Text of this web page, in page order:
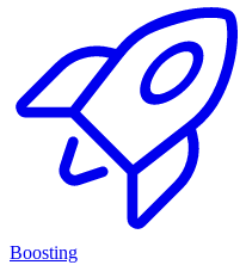
Boosting